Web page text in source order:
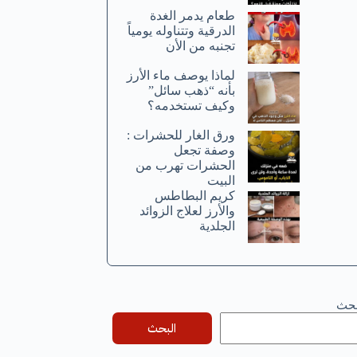
طعام يدمر الغدة
الدرقية وتتناوله يومياً
تجنبه من الأن
لماذا يوصف ماء الأرز
بأنه “ذهب سائل”
وكيف تستخدمه؟
ورق الغار للحشرات :
وصفة تجعل
الحشرات تهرب من
البيت
كريم البطاطس
والأرز لعلاج الزوائد
الجلدية
البحث